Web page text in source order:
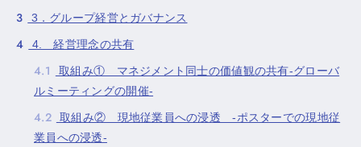
3 3．グループ経営とガバナンス
4 4. 経営理念の共有
4.1
取組み① マネジメント同士の価値観の共有-グローバ
ルミーティングの開催-
4.2
取組み② 現地従業員への浸透 -ポスターでの現地従
業員への浸透-